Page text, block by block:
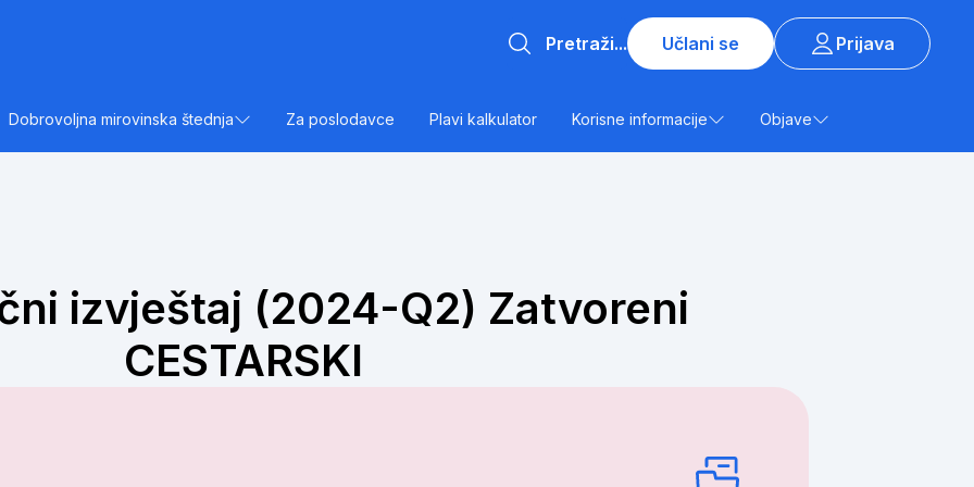
Učlani se
Prijava
Dobrovoljna mirovinska štednja Za poslodavce Plavi kalkulator Korisne informacije Objave
izvještaj (2024-Q2) Zatvoreni
CESTARSKI